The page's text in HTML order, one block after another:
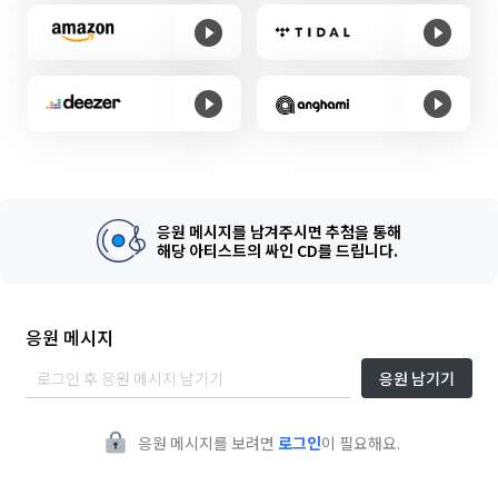
응원 메시지를 남겨주시면 추첨을 통해
해당 아티스트의 싸인 CD를 드립니다.
응원 메시지
응원 남기기
응원 메시지를 보려면 로그인이 필요해요.